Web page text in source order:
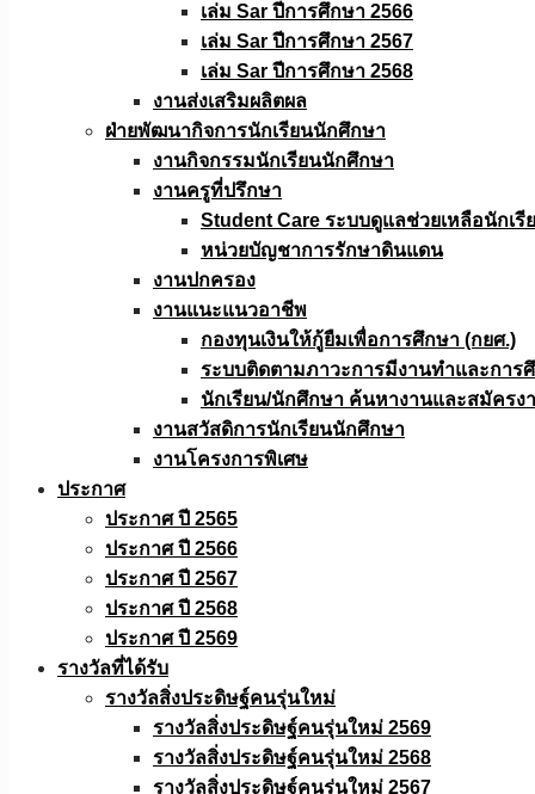
เล่ม Sar ปีการศึกษา 2566
เล่ม Sar ปีการศึกษา 2567
เล่ม Sar ปีการศึกษา 2568
งานส่งเสริมผลิตผล
ฝ่ายพัฒนากิจการนักเรียนนักศึกษา
งานกิจกรรมนักเรียนนักศึกษา
งานครูที่ปรึกษา
Student Care ระบบดูแลช่วยเหลือนักเรี
หน่วยบัญชาการรักษาดินแดน
งานปกครอง
งานแนะแนวอาชีพ
กองทุนเงินให้กู้ยืมเพื่อการศึกษา (กยศ.)
ระบบติดตามภาวะการมีงานทำและการ
นักเรียน/นักศึกษา ค้นหางานและสมัครง
งานสวัสดิการนักเรียนนักศึกษา
งานโครงการพิเศษ
ประกาศ
ประกาศ ปี 2565
ประกาศ ปี 2566
ประกาศ ปี 2567
ประกาศ ปี 2568
ประกาศ ปี 2569
รางวัลที่ได้รับ
รางวัลสิ่งประดิษฐ์คนรุ่นใหม่
รางวัลสิ่งประดิษฐ์คนรุ่นใหม่ 2569
รางวัลสิ่งประดิษฐ์คนรุ่นใหม่ 2568
รางวัลสิ่งประดิษฐ์คนรุ่นใหม่ 2567